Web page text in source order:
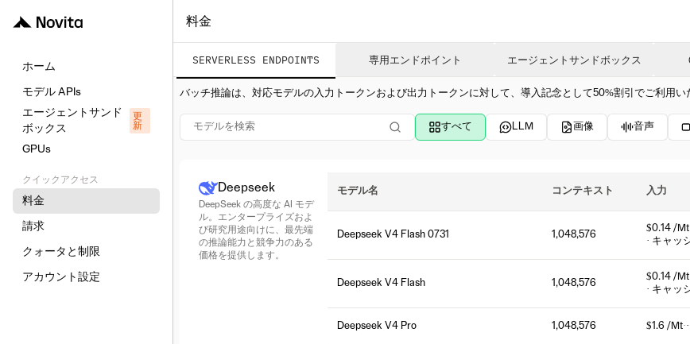
ホーム
モデル APIs
エージェントサンド
ボックス
更
新
GPUs
クイックアクセス
料金
請求
クォータと制限
アカウント設定
料金
SERVERLESS ENDPOINTS 専用エンドポイント エージェントサンドボックス
バッチ推論は、対応モデルの入力トークンおよび出力トークンに対して、導入記念として50%割引でご利用い
すべて LLM 画像 音声
Deepseek
DeepSeek の高度な AI モデ
ル。エンタープライズおよ
び研究用途向けに、最先端
の推論能力と競争力のある
価格を提供します。
モデル名 コンテキスト 入力
Deepseek V4 Flash 0731 1,048,576
$0.14 /Mt
· キャッ
Deepseek V4 Flash 1,048,576
$0.14 /Mt
· キャッ
Deepseek V4 Pro 1,048,576 $1.6 /Mt·